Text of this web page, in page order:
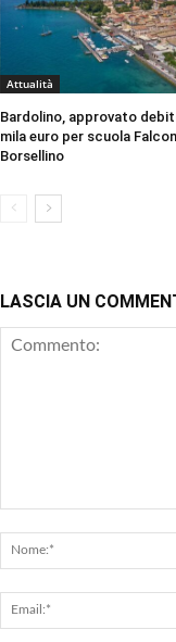
Attualità
Bardolino, approvato
mila euro per scuola
Borsellino
LASCIA UN